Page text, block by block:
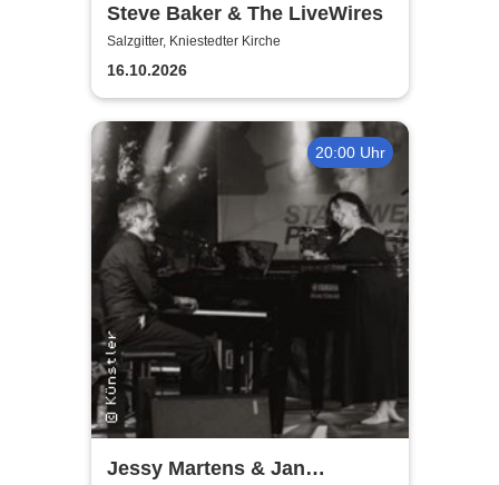
Steve Baker & The LiveWires
Salzgitter, Kniestedter Kirche
16.10.2026
20:00 Uhr
Jessy Martens & Jan